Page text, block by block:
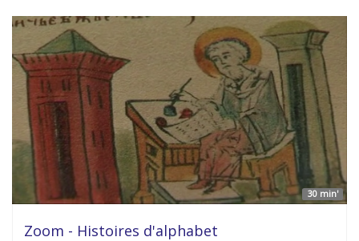
30 min'
Zoom - Histoires d'alphabet